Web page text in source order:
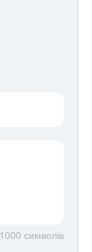
1000 символів